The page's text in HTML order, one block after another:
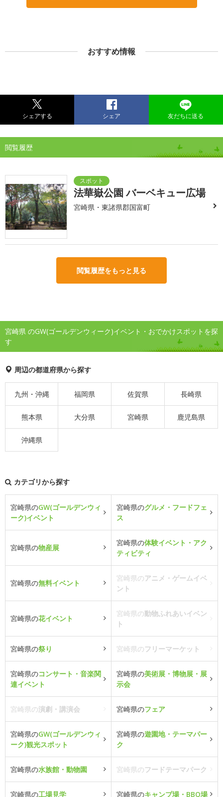
おすすめ情報
シェアする シェア 友だちに送る
閲覧履歴
法華嶽公園 バーベキュー広場
宮崎県・東諸県郡国富町
閲覧履歴をもっと見る
宮崎県 のGW(ゴールデンウィーク)イベント・おでかけスポットを探
す
周辺の都道府県から探す
九州・沖縄 福岡県 佐賀県 長崎県
熊本県 大分県 宮崎県 鹿児島県
沖縄県
カテゴリから探す
宮崎県のGW(ゴールデンウィ
ーク)イベント
宮崎県のグルメ・フードフェ
ス
宮崎県の物産展
宮崎県の体験イベント・アク
ティビティ
宮崎県の無料イベント
宮崎県のアニメ・ゲームイベ
ント
宮崎県の花イベント
宮崎県の動物ふれあいイベン
ト
宮崎県の祭り 宮崎県のフリーマーケット
宮崎県のコンサート・音楽関
連イベント
宮崎県の美術展・博物展・展
示会
宮崎県の演劇・講演会 宮崎県のフェア
宮崎県のGW(ゴールデンウィ
ーク)観光スポット
宮崎県の遊園地・テーマパー
ク
宮崎県の水族館・動物園 宮崎県のフードテーマパーク
宮崎県の工場見学 宮崎県のキャンプ場・BBQ場